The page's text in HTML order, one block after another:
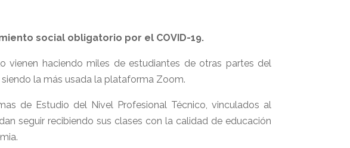
social obligatorio por el COVID-19.
vienen haciendo miles de estudiantes de otras partes del
la más usada la plataforma Zoom.
de Estudio del Nivel Profesional Técnico, vinculados al
seguir recibiendo sus clases con la calidad de educación